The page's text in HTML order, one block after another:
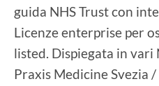
guida NHS Trust con
Licenze enterprise per
listed. Dispiegata in vari
Praxis Medicine Svezia